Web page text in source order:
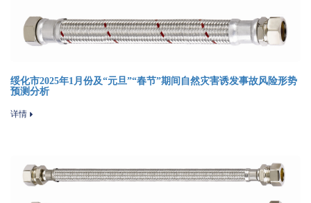
绥化市2025年1月份及“元旦”“春节”期间自然灾害诱发事故风险形势
预测分析
详情